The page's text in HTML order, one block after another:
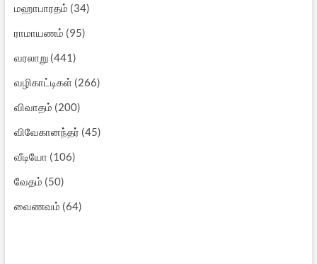
மஹாபாரதம் (34)
ராமாயணம் (95)
வரலாறு(441)
வழிகாட்டிகள்(266)
விவாதம் (200)
விவேகானந்தர் (45)
வீடியோ (106)
வேதம் (50)
வைணவம் (64)